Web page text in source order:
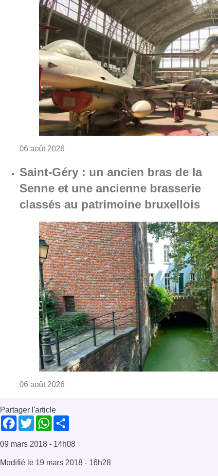
06 août 2026
Saint-Géry : un ancien bras de la
Senne et une ancienne brasserie
classés au patrimoine bruxellois
06 août 2026
Partager l'article
Facebook
TwitterWhatsApp
09 mars 2018 - 14h08
Modifié le 19 mars 2018 - 16h28